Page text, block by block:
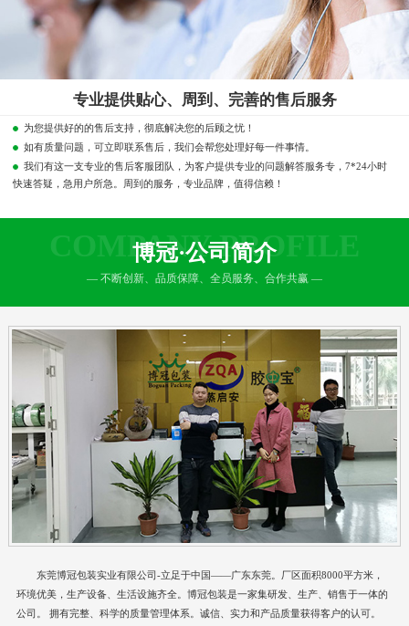
专业提供贴心、周到、完善的售后服务
为您提供好的的售后支持，彻底解决您的后顾之忧！
如有质量问题，可立即联系售后，我们会帮您处理好每一件事情。
我们有这一支专业的售后客服团队，为客户提供专业的问题解答服务专，7*24小时
快速答疑，急用户所急。周到的服务，专业品牌，值得信赖！
COMPANY PROFILE
博冠·公司简介
— 不断创新、品质保障、全员服务、合作共赢 —
东莞博冠包装实业有限公司-立足于中国——广东东莞。厂区面积8000平方米，
环境优美，生产设备、生活设施齐全。博冠包装是一家集研发、生产、销售于一体的
公司。 拥有完整、科学的质量管理体系。诚信、实力和产品质量获得客户的认可。